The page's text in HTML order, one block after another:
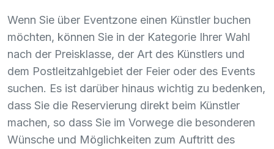
Wenn Sie über Eventzone einen Künstler buchen
möchten, können Sie in der Kategorie Ihrer Wahl
nach der Preisklasse, der Art des Künstlers und
dem Postleitzahlgebiet der Feier oder des Events
suchen. Es ist darüber hinaus wichtig zu bedenken,
dass Sie die Reservierung direkt beim Künstler
machen, so dass Sie im Vorwege die besonderen
Wünsche und Möglichkeiten zum Auftritt des